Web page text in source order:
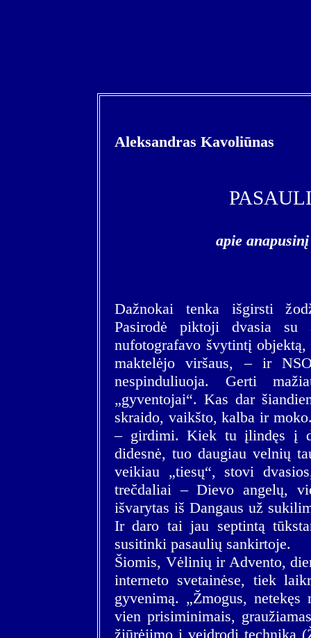
Aleksandras Kavoliūnas
apie
Dažnokai tenka išgirsti
Pasirodė piktoji dvasia su
nufotografavo švytintį
maktelėjo viršaus, – ir
nespinduliuoja. Gerti
„gyventojai“. Kas dar
skraido, vaikšto, kalba ir
– girdimi. Kiek tu įlindęs į
didesnė, tuo daugiau velnių
veikiau „tiesų“, stovi
trečdaliai – Dievo angelų,
išvarytas iš Dangaus už
Ir daro tai jau septintą
susitinki pasaulių sankirtoje.
Šiomis, Vėlinių ir Advento,
interneto svetainėse, tiek
gyvenimą. „Žmogus,
vien prisiminimais,
žiūrėjimo į veidrodį technika